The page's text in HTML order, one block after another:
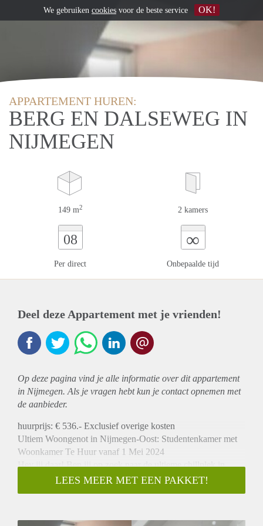
APPARTEMENT HUREN:
BERG EN DALSEWEG IN
NIJMEGEN
149 m2 2 kamers
08
Per direct
∞
Onbepaalde tijd
Deel deze Appartement met je vrienden!
Op deze pagina vind je alle informatie over ditappartement
in Nijmegen. Als je vragen hebt kun je contact opnemen met
de aanbieder.
huurprijs: € 536.- Exclusief overige kosten
Ultiem Woongenot in Nijmegen-Oost: Studentenkamer met
Woonkamer Te Huur vanaf 1 Mei 2024
Hey jij daar! Ben jij op zoek naar de ultieme chillplek in
Nijmegen-Oost? Joey heeft een te gekke studentenkamer
voor je in de populaire wijk Hengstdal. Het adres is Berg en
LEES MEER MET EEN PAKKET!
We gebruiken cookies voor de beste service OK!